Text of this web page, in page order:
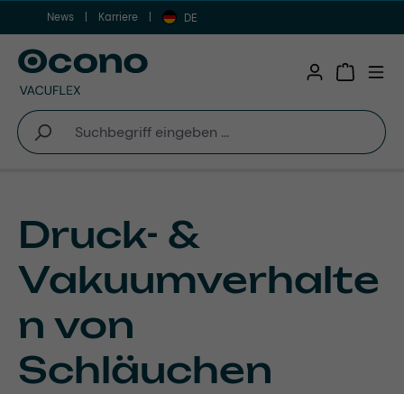
Zum Hauptinhalt springen
News Karriere DE
Druck- &
Vakuumverhalte
n von
Schläuchen